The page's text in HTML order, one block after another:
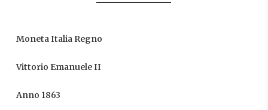
Moneta Italia Regno
Vittorio Emanuele II
Anno 1863